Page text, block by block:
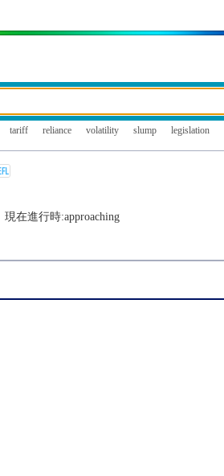
tariff reliance volatility slump legislation
現在進行時:approaching